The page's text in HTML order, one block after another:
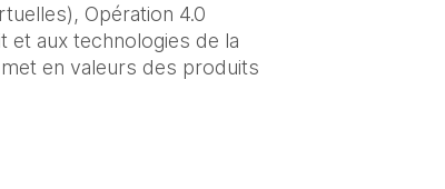
Opération 4.0
et aux technologies de la
met en valeurs des produits